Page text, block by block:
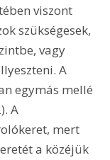
viszont
szükségesek,
vagy
A
egymás mellé
A
mert
a közéjük